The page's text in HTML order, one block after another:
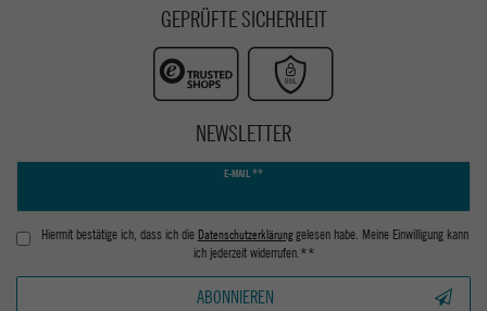
GEPRÜFTE SICHERHEIT
NEWSLETTER
E-MAIL **
Hiermit bestätige ich, dass ich die Daten­schutz­erklärunggelesen habe. Meine Einwilligung kann
ich jederzeit widerrufen.**
ABONNIEREN